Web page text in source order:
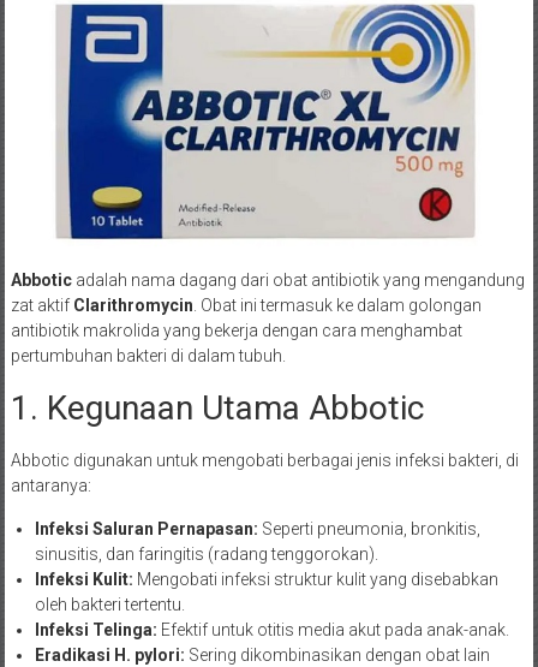
Abboticadalah nama dagang dari obat antibiotik yang mengandung
zat aktif Clarithromycin. Obat ini termasuk ke dalam golongan
antibiotik makrolida yang bekerja dengan cara menghambat
pertumbuhan bakteri di dalam tubuh.
1. Kegunaan Utama Abbotic
Abbotic digunakan untuk mengobati berbagai jenis infeksi bakteri, di
antaranya:
Infeksi Saluran Pernapasan: Seperti pneumonia, bronkitis,
sinusitis, dan faringitis (radang tenggorokan).
Infeksi Kulit: Mengobati infeksi struktur kulit yang disebabkan
oleh bakteri tertentu.
Infeksi Telinga: Efektif untuk otitis media akut pada anak-anak.
Eradikasi H. pylori: Sering dikombinasikan dengan obat lain